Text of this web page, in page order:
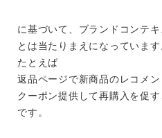
に基づいて、ブランドコンテ
とは当たりまえになっています
たとえば
返品ページで新商品のレコメ
クーポン提供して再購入を促す
です。